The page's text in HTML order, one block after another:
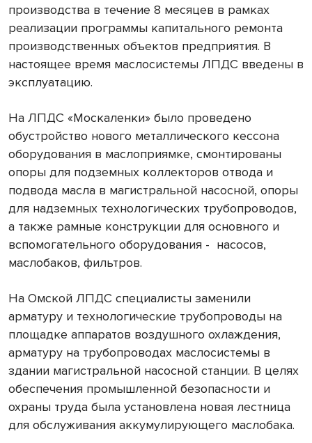
производства в течение 8 месяцев в рамках
реализации программы капитального ремонта
производственных объектов предприятия. В
настоящее время маслосистемы ЛПДС введены в
эксплуатацию.
На ЛПДС «Москаленки» было проведено
обустройство нового металлического кессона
оборудования в маслоприямке, смонтированы
опоры для подземных коллекторов отвода и
подвода масла в магистральной насосной, опоры
для надземных технологических трубопроводов,
а также рамные конструкции для основного и
вспомогательного оборудования - насосов,
маслобаков, фильтров.
На Омской ЛПДС специалисты заменили
арматуру и технологические трубопроводы на
площадке аппаратов воздушного охлаждения,
арматуру на трубопроводах маслосистемы в
здании магистральной насосной станции. В целях
обеспечения промышленной безопасности и
охраны труда была установлена новая лестница
для обслуживания аккумулирующего маслобака.